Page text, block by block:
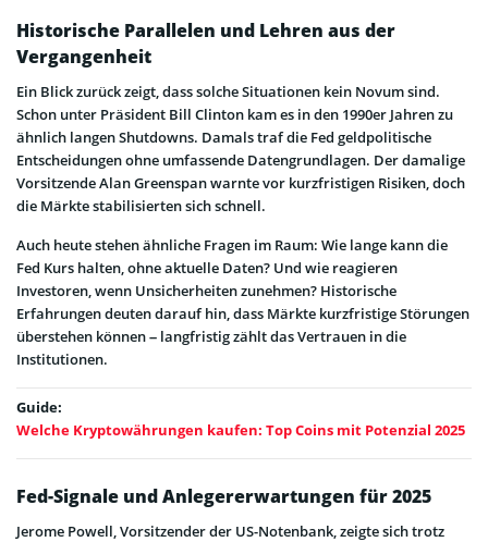
Historische Parallelen und Lehren aus der
Vergangenheit
Ein Blick zurück zeigt, dass solche Situationen kein Novum sind.
Schon unter Präsident Bill Clinton kam es in den 1990er Jahren zu
ähnlich langen Shutdowns. Damals traf die Fed geldpolitische
Entscheidungen ohne umfassende Datengrundlagen. Der damalige
Vorsitzende Alan Greenspan warnte vor kurzfristigen Risiken, doch
die Märkte stabilisierten sich schnell.
Auch heute stehen ähnliche Fragen im Raum: Wie lange kann die
Fed Kurs halten, ohne aktuelle Daten? Und wie reagieren
Investoren, wenn Unsicherheiten zunehmen? Historische
Erfahrungen deuten darauf hin, dass Märkte kurzfristige Störungen
überstehen können – langfristig zählt das Vertrauen in die
Institutionen.
Guide:
Welche Kryptowährungen kaufen: Top Coins mit Potenzial 2025
Fed-Signale und Anlegererwartungen für 2025
Jerome Powell, Vorsitzender der US-Notenbank, zeigte sich trotz